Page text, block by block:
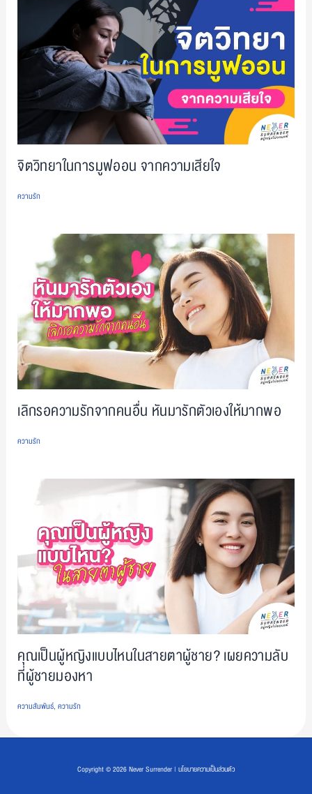
จิตวิทยาในการมูฟออน จากความเสียใจ
ความรัก
เลิกรอความรักจากคนอื่น หันมารักตัวเองให้มากพอ
ความรัก
คุณเป็นผู้หญิงแบบไหนในสายตาผู้ชาย? เผยความลับ
ที่ผู้ชายมองหา
ความสัมพันธ์,ความรัก
Copyright © 2026 Never Surrender | นโยบายความเป็นส่วนตัว